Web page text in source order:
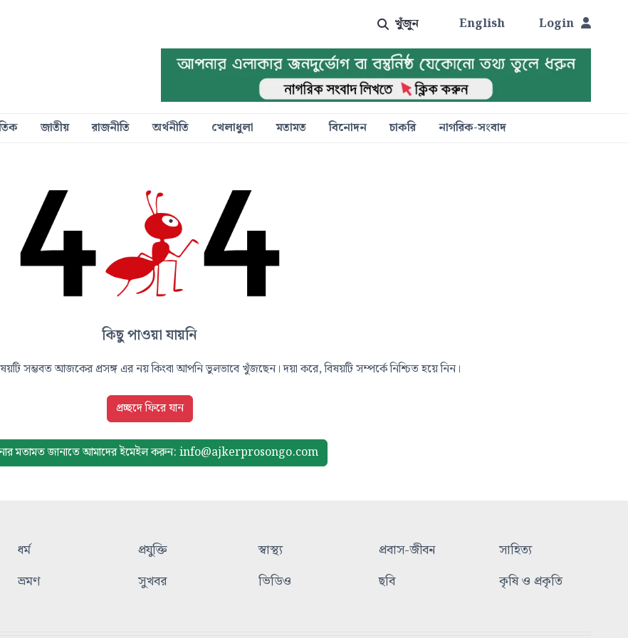
খুঁজুন English Login
জাতীয় রাজনীতি অর্থনীতি খেলাধুলা মতামত বিনোদন চাকরি নাগরিক-সংবাদ
কিছু পাওয়া যায়নি
সম্ভবত আজকের প্রসঙ্গ এর নয় কিংবা আপনি ভুলভাবে খুঁজছেন। দয়া করে, বিষয়টি সম্পর্কে নিশ্চিত হয়ে নিন।
প্রচ্ছদে ফিরে যান
মতামত জানাতে আমাদেরইমেইল করুন: info@ajkerprosongo.com
ধর্ম প্রযুক্তি স্বাস্থ্য প্রবাস-জীবন
সাহিত্য
ভ্রমণ
সুখবর ভিডিও ছবি কৃষি ও প্রকৃতি